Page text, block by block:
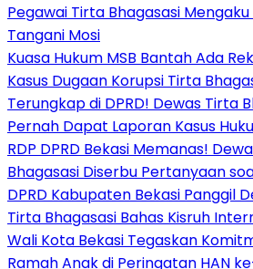
Pegawai Tirta Bhagasasi
Tangani Mosi
Kuasa Hukum MSB Bantah Ada
Kasus Dugaan Korupsi Tirta
Terungkap di DPRD! Dewas Tirta
Pernah Dapat Laporan Kasus
RDP DPRD Bekasi Memanas!
Bhagasasi Diserbu Pertanyaan
DPRD Kabupaten Bekasi Panggil
Tirta Bhagasasi Bahas Kisruh
Wali Kota Bekasi Tegaskan
Ramah Anak di Peringatan HAN